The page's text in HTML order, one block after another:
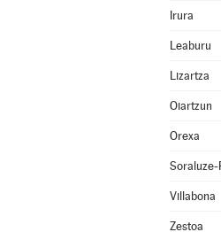
Irura
Leaburu
Lizartza
Oiartzun
Orexa
Villabona
Zestoa